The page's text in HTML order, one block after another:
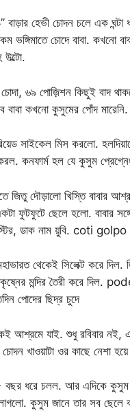
বাড়ার হেভী চোদন চলে এক
ভঙ্গিমাতে চোদে বাবা. কখনো
উল্টো.
৬৯ পোজ়িশন কিছুই বাদ
বাবা কখনো কুসুমের পোঁদ মারেনি.
সাইকেল মিস করলো.
করল. কনফার্ম হল যে কুসুম
জিতু দৌড়ালো খিস্তি বাবার
ফুটফুটে ছেলে হলো. বাবার
ডাক নাম য়ুবি. coti golpo
থেকেই সিলেক্ট করে দিল.
কৃষ্নের মন্দির তৈরী করে দিল.
পোদের ছিদ্র চুদে
আশ্রমে যাই. শুধু রবিবার নই,
খাওয়াটা ওর কাছে নেশা হয়ে
৫ বছর ধরে চলল. আর এদিকে
কুসুম জানে তার সব ছেলে